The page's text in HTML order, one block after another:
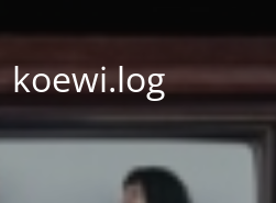
koewi.log